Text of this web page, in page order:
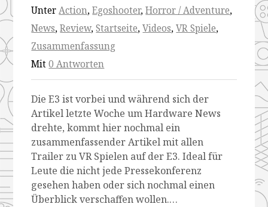
UnterAction,Egoshooter,Horror / Adventure,
News,Review,Startseite,Videos,VR Spiele,
Zusammenfassung
Mit0 Antworten
Die E3 ist vorbei und während sich der
Artikel letzte Woche um Hardware News
drehte, kommt hier nochmal ein
zusammenfassender Artikel mit allen
Trailer zu VR Spielen auf der E3. Ideal für
Leute die nicht jede Pressekonferenz
gesehen haben oder sich nochmal einen
Überblick verschaffen wollen.…